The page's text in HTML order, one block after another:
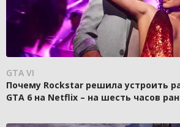
GTA VI
Почему Rockstar решила устроить
GTA 6 на Netflix – на шесть часов